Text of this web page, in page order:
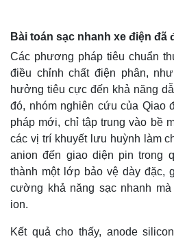
Thế giới
Quan sát
Cuộc sống đó đây
Hồ sơ
Bài toán sạc nhanh xe điện đã
Các phương pháp tiêu chuẩn
điều chỉnh chất điện phân,
hưởng tiêu cực đến khả năng
đó, nhóm nghiên cứu của Qiao
pháp mới, chỉ tập trung vào bề
các vị trí khuyết lưu huỳnh làm
anion đến giao diện pin trong
thành một lớp bảo vệ dày đặc,
cường khả năng sạc nhanh
ion.
Kết quả cho thấy, anode